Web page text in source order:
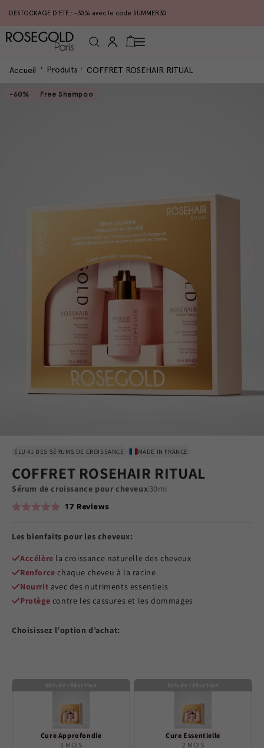
DESTOCKAGE D'ETE : -30% avec le code SUMMER30
ConnexionPanier
Accueil Produits COFFRET ROSEHAIR RITUAL
-60% Free Shampoo
ÉLU #1 DES SÉRUMS DE CROISSANCE MADE IN FRANCE
COFFRET ROSEHAIR RITUAL
Sérum de croissance pour cheveux30ml
out
of
stars
17 Reviews
Les bienfaits pour les cheveux:
Accélère la croissance naturelle des cheveux
Renforce chaque cheveu à la racine
Nourrit avec des nutriments essentiels
Protège contre les cassures et les dommages
Choisissez l’option d’achat:
60% de réduction
Cure Approfondie
3 MOIS
50% de réduction
Cure Essentielle
2 MOIS